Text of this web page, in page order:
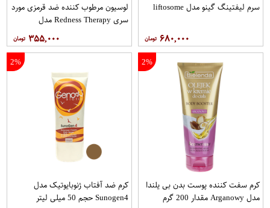
سرم لیفتینگ گینو مدل liftosome
۶۸۰,۰۰۰
لوسیون مرطوب کننده ضد قرمزی مورد
سری Redness Therapy مدل
Correcting Muisturizer Spf15 حجم
50 میلی لیتر
۳۵۵,۰۰۰
2%
کرم سفت‌ کننده پوست بدن بی یلندا
مدل Arganowy مقدار 200 گرم
2%
کرم ضد آفتاب ژنوبایوتیک مدل
Sunogen4 حجم 50 میلی لیتر